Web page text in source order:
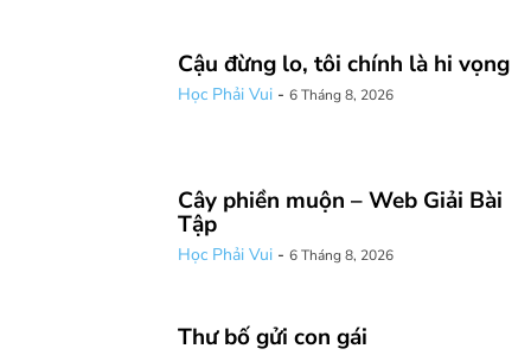
Cậu đừng lo, tôi chính là hi vọng
Học Phải Vui - 6 Tháng 8, 2026
Cây phiền muộn – Web Giải Bài
Tập
Học Phải Vui - 6 Tháng 8, 2026
Thư bố gửi con gái